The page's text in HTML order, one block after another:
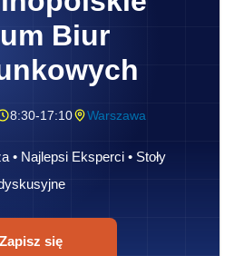
Biur
8:30-17:10 Warszawa
• Najlepsi Eksperci • Stoły
Zapisz się